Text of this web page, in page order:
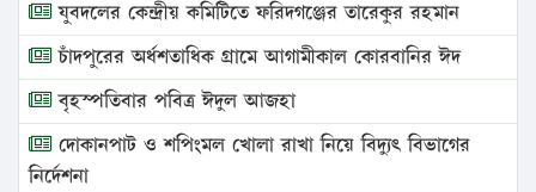
যুবদলের কেন্দ্রীয় কমিটিতে ফরিদগঞ্জের তারেকুর রহমান
চাঁদপুরের অর্ধশতাধিক গ্রামে আগামীকাল কোরবানির ঈদ
বৃহস্পতিবার পবিত্র ঈদুল আজহা
দোকানপাট ও শপিংমল খোলা রাখা নিয়ে বিদ্যুৎ বিভাগের
নির্দেশনা